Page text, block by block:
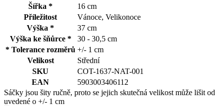
Šířka *
16 cm
Příležitost
Vánoce, Velikonoce
Výška *
37 cm
Výška ke šňůrce *
30 - 30,5 cm
* Tolerance rozměrů +/- 1 cm
Velikost
Střední
SKU
COT-1637-NAT-001
EAN
5903003406112
Sáčky jsou šity ručně, proto se jejich skutečná velikost může lišit od
uvedené o +/- 1 cm